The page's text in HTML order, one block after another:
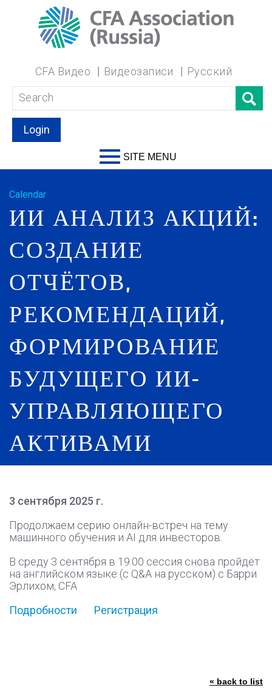
CFA Видео Видеозаписи Русский
Login
SITE MENU
Calendar
ИИ АНАЛИЗ АКЦИЙ:
СОЗДАНИЕ
ОТЧЁТОВ,
РЕКОМЕНДАЦИЙ,
ФОРМИРОВАНИЕ
БУДУЩЕГО ИИ-
УПРАВЛЯЮЩЕГО
АКТИВАМИ
3 сентября 2025 г.
Продолжаем серию онлайн-встреч на тему
машинного обучения и AI для инвесторов.
В среду 3 сентября в 19:00 сессия снова пройдёт
на английском языке (с Q&A на русском) с Барри
Эрлихом, CFA
Подробности
Регистрация
« back to list